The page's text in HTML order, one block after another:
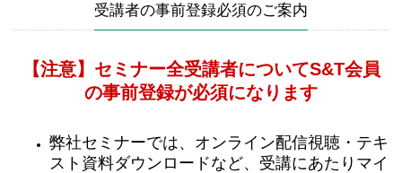
受講者の事前登録必須のご案内
【注意】セミナー全受講者についてS&T会員
の事前登録が必須になります
弊社セミナーでは、オンライン配信視聴・テキ
スト資料ダウンロードなど、受講にあたりマイ